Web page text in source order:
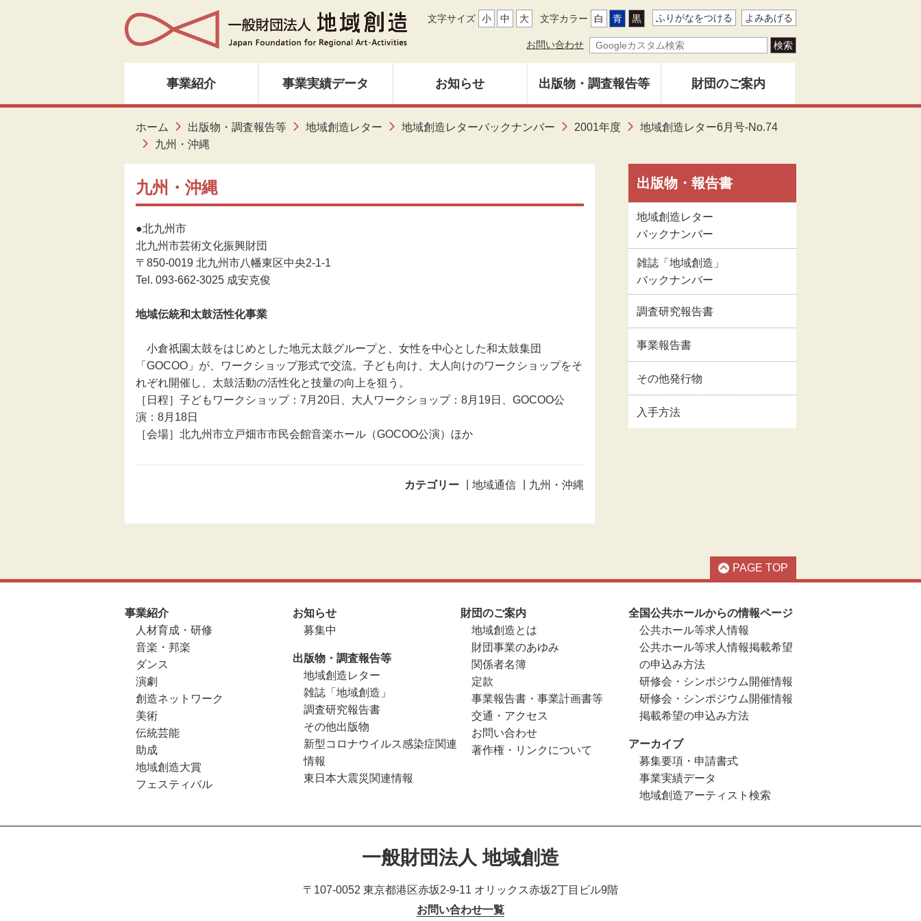
文字サイズ 小 中 大 文字カラー 白 青 黒 ふりがなをつける よみあげる
お問い合わせ
事業紹介
人材育成・研修
ダンス
演劇
創造ネットワーク
助成
フェスティバル
地域創造大賞
事業実績データ お知らせ
募集中
出版物・調査報告等
地域創造レター
雑誌「地域創造」
調査研究報告書
新型コロナウイルス
感染症関連情報
東日本大震災関連情
財団のご案内
地域創造とは
財団事業のあゆみ
関係者名簿
事業報告書・事業計
画書等
ホーム 出版物・調査報告等 地域創造レター 地域創造レターバックナンバー 2001年度
地域創造レター6月号-No.74
九州・沖縄
九州・沖縄
●北九州市
北九州市芸術文化振興財団
〒850-0019 北九州市八幡東区中央2-1-1
Tel. 093-662-3025 成安克俊
地域伝統和太鼓活性化事業
小倉祇園太鼓をはじめとした地元太鼓グループと、女性を中心とした和太鼓集団
「GOCOO」が、ワークショップ形式で交流。子ども向け、大人向けのワークショップをそ
れぞれ開催し、太鼓活動の活性化と技量の向上を狙う。
［日程］子どもワークショップ：7月20日、大人ワークショップ：8月19日、GOCOO公
演：8月18日
［会場］北九州市立戸畑市市民会館音楽ホール（GOCOO公演）ほか
カテゴリー 地域通信 九州・沖縄
出版物・報告書
地域創造レター
バックナンバー
雑誌「地域創造」
バックナンバー
調査研究報告書
事業報告書
その他発行物
入手方法
PAGE TOP
事業紹介
人材育成・研修
音楽・邦楽
ダンス
演劇
創造ネットワーク
美術
伝統芸能
助成
地域創造大賞
フェスティバル
お知らせ
募集中
出版物・調査報告等
地域創造レター
雑誌「地域創造」
調査研究報告書
その他出版物
新型コロナウイルス感染症関連
情報
東日本大震災関連情報
財団のご案内
地域創造とは
財団事業のあゆみ
関係者名簿
定款
事業報告書・事業計画書等
交通・アクセス
お問い合わせ
著作権・リンクについて
全国公共ホールからの情報ページ
公共ホール等求人情報
公共ホール等求人情報掲載希望
の申込み方法
研修会・シンポジウム開催情報
研修会・シンポジウム開催情報
掲載希望の申込み方法
アーカイブ
募集要項・申請書式
事業実績データ
地域創造アーティスト検索
一般財団法人 地域創造
〒107-0052 東京都港区赤坂2-9-11 オリックス赤坂2丁目ビル9階
お問い合わせ一覧